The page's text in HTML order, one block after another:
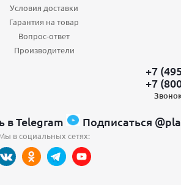
Условия доставки
Гарантия на товар
Вопрос-ответ
Производители
+7
+7
в Telegram Подписаться
в социальных сетях: